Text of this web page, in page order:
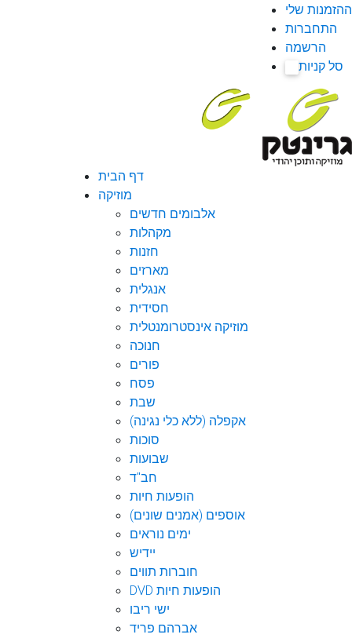
ההזמנות שלי
התחברות
הרשמה
סל קניות
דף הבית
מוזיקה
אלבומים חדשים
מקהלות
חזנות
מארזים
אנגלית
חסידית
מוזיקה אינסטרומנטלית
חנוכה
פורים
פסח
שבת
אקפלה (ללא כלי נגינה)
סוכות
שבועות
חב"ד
הופעות חיות
אוספים (אמנים שונים)
ימים נוראים
יידיש
חוברות תווים
DVD הופעות חיות
ישי ריבו
אברהם פריד